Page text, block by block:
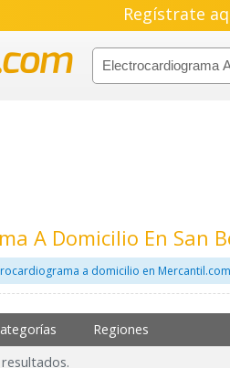
Regístrate
A Domicilio En San
a domicilio en Mercantil.com
Regiones
resultados.